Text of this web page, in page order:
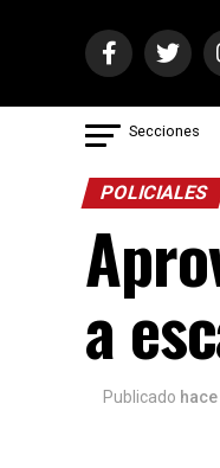
Secciones
POLICIALES
a
Publicado